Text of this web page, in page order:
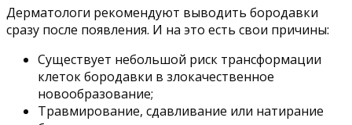
Дерматологи рекомендуют выводить бородавки
сразу после появления. И на это есть свои причины:
Существует небольшой риск трансформации
клеток бородавки в злокачественное
новообразование;
Травмирование, сдавливание или натирание